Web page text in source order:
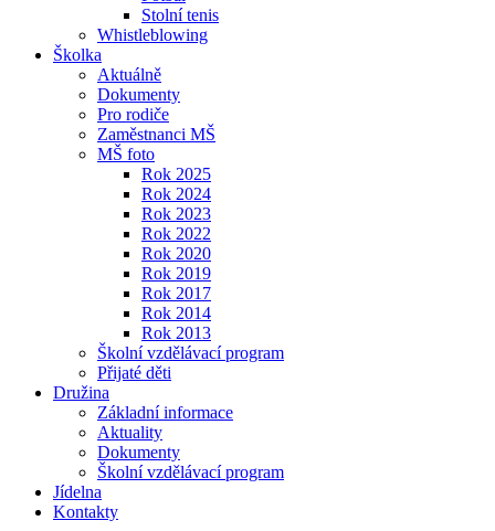
Stolní tenis
Whistleblowing
Školka
Aktuálně
Dokumenty
Pro rodiče
Zaměstnanci MŠ
MŠ foto
Rok 2025
Rok 2024
Rok 2023
Rok 2022
Rok 2020
Rok 2019
Rok 2017
Rok 2014
Rok 2013
Školní vzdělávací program
Přijaté děti
Družina
Základní informace
Aktuality
Dokumenty
Školní vzdělávací program
Jídelna
Kontakty